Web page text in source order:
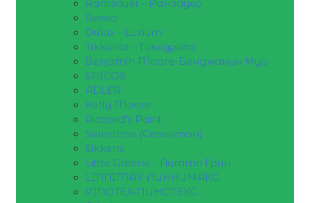
Ramsauer - Рамзауер
Reesa
Dulux - Luxium
Tikkurila - Тиккурила
Benjamin Moore-Бенджамин Мур
SAICOS
ADLER
Kelly Moore
Richard's Paint
Selectone (Селектон)
Sikkens
Little Greene - Литтл Грин
LINNIMAX-ЛИННИМАКС
PINOTEX-ПИНОТЕКС